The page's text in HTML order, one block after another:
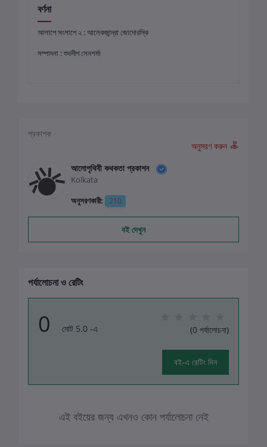
বর্ণনা
আলাপে সংলাপে ২ : আলেকজান্দ্রা জোদোরস্কি
সম্পাদনা : শুভদীপ সেনশর্মা
প্রকাশক
অনুসরণ করুন
আলোপৃথিবী কথকতা প্রকাশন
Kolkata
অনুসরণকারী:
210
বই দেখুন
পর্যালোচনা ও রেটিং
0 মোট 5.0 -এ (0 পর্যালোচনা)
বই-এ রেটিং দিন
এই বইয়ের জন্য এখনও কোন পর্যালোচনা নেই